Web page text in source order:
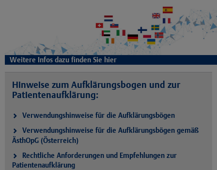
Weitere Infos dazu finden Sie hier
Hinweise zum Aufklärungsbogen und zur
Patientenaufklärung:
Verwendungshinweise für die Aufklärungsbögen
Verwendungshinweise für die Aufklärungsbögen gemäß
ÄsthOpG (Österreich)
Rechtliche Anforderungen und Empfehlungen zur
Patientenaufklärung